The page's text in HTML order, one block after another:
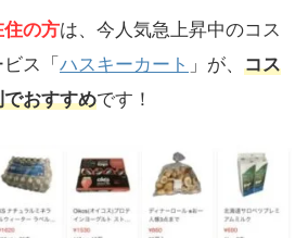
の方は、今人気急上昇中のコス
ス「 ハスキーカート 」が、 コス
おすすめです！